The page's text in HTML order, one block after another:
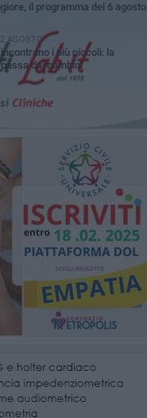
il programma del 6 agosto
AGOSTO
i più piccoli: la
dai bambini